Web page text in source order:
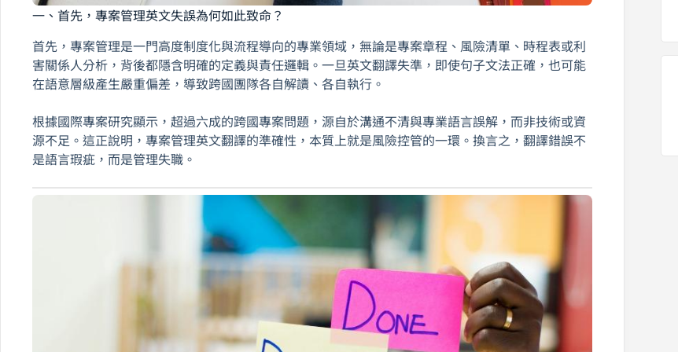
一、首先，專案管理英文失誤為何如此致命？
首先，專案管理是一門高度制度化與流程導向的專業領域，無論是專案章程、風險清單、時程表或利
害關係人分析，背後都隱含明確的定義與責任邏輯。一旦英文翻譯失準，即使句子文法正確，也可能
在語意層級產生嚴重偏差，導致跨國團隊各自解讀、各自執行。
根據國際專案研究顯示，超過六成的跨國專案問題，源自於溝通不清與專業語言誤解，而非技術或資
源不足。這正說明，專案管理英文翻譯的準確性，本質上就是風險控管的一環。換言之，翻譯錯誤不
是語言瑕疵，而是管理失職。